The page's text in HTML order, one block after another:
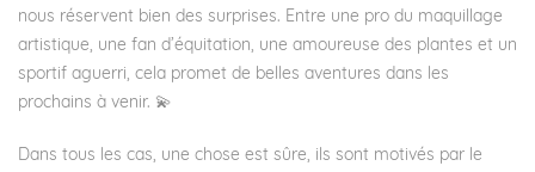
nous réservent bien des surprises. Entre une pro du maquillage
artistique, une fan d’équitation, une amoureuse des plantes et un
sportif aguerri, cela promet de belles aventures dans les
prochains à venir. 💫
Dans tous les cas, une chose est sûre, ils sont motivés par le